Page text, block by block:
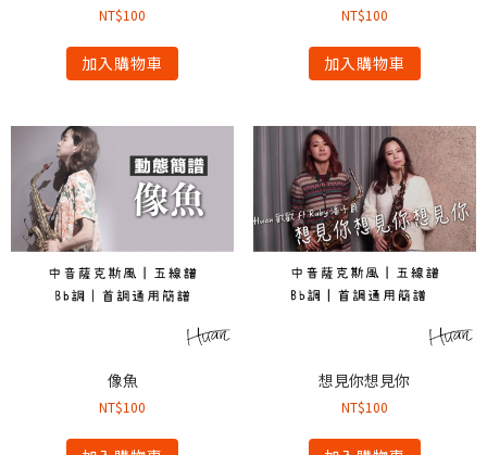
NT$100
加入購物車
NT$100
加入購物車
像魚
NT$100
想見你想見你
NT$100